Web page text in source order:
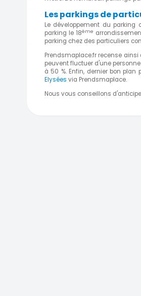
Les parkings de
Le développement du parking
parking le 18ème
parking chez des particuliers
Prendsmaplace.fr recense
peuvent fluctuer d'une
à 50 %. Enfin, dernier bon
Elysées via Prendsmaplace.
Nous vous conseillons